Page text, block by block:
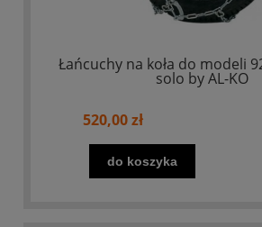
Łańcuchy na koła do modeli
solo by AL-KO
520,00 zł
do koszyka